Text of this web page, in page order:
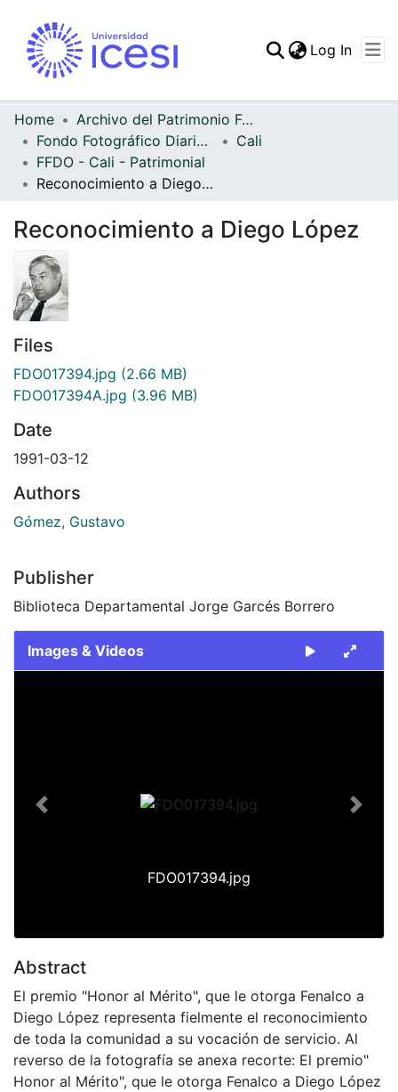
Statistics
Log In
Home
Archivo del Patrimonio Fotográfico y Fílmico del Valle del Cauca
Fondo Fotográfico Diario Occidente
Cali
FFDO - Cali - Patrimonial
Reconocimiento a Diego López
Reconocimiento a Diego López
Files
FDO017394.jpg (2.66 MB)
FDO017394A.jpg (3.96 MB)
Date
1991-03-12
Authors
Gómez, Gustavo
Publisher
Biblioteca Departamental Jorge Garcés Borrero
Images & Videos
FDO017394.jpg
Previous Next
Abstract
El premio "Honor al Mérito", que le otorga Fenalco a
Diego López representa fielmente el reconocimiento
de toda la comunidad a su vocación de servicio. Al
reverso de la fotografía se anexa recorte: El premio"
Honor al Mérito", que le otorga Fenalco a Diego López